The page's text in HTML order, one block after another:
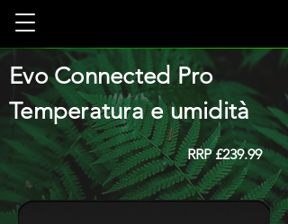
Evo Connected Pro
Temperatura e umidità
RRP£239.99